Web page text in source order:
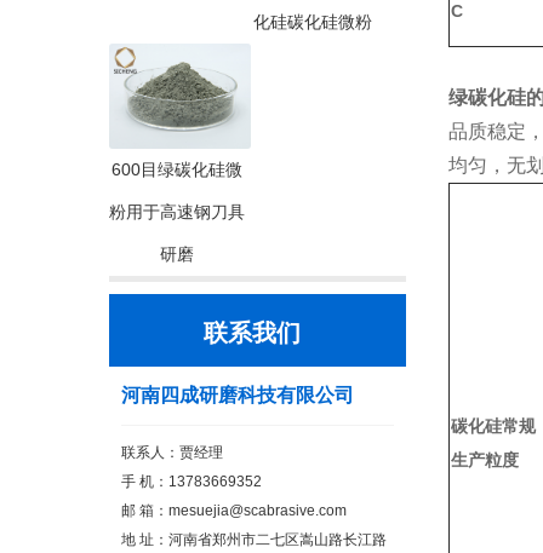
化硅碳化硅微粉
600目绿碳化硅微
粉用于高速钢刀具
研磨
联系我们
河南四成研磨科技有限公司
联系人：贾经理
手 机：13783669352
邮 箱： mesuejia@scabrasive.com
地 址：河南省郑州市二七区嵩山路长江路
C
绿碳化硅
品质稳定
均匀，无
碳化硅常规
生产粒度